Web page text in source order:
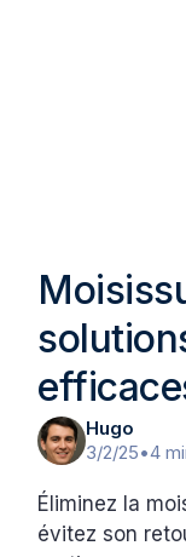
Hugo
3/2/25•4
Éliminez la
évitez son